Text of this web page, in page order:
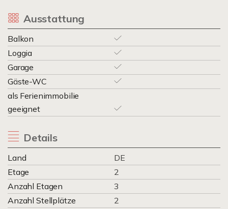
Ausstattung
Balkon
Loggia
Garage
Gäste-WC
als Ferienimmobilie
geeignet
Details
Land
DE
Etage
2
Anzahl Etagen
3
Anzahl Stellplätze
2